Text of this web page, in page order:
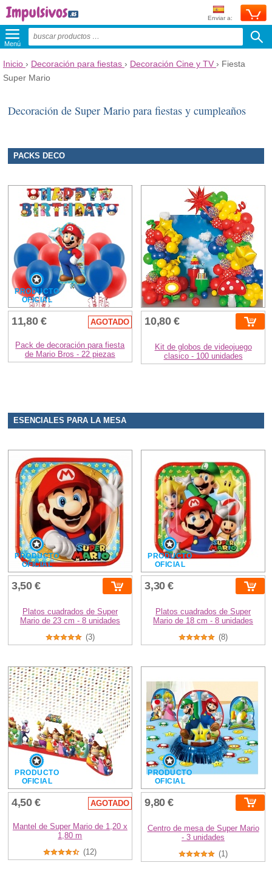
Enviar a:
Menú
Inicio › Decoración para fiestas › Decoración Cine y TV › Fiesta
Super Mario
Decoración de Super Mario para fiestas y cumpleaños
PACKS DECO
PRODUCTO
OFICIAL
11,80 € AGOTADO
Pack de decoración para fiesta
de Mario Bros - 22 piezas
10,80 €
Kit de globos de videojuego
clasico - 100 unidades
ESENCIALES PARA LA MESA
PRODUCTO
OFICIAL
3,50 €
Platos cuadrados de Super
Mario de 23 cm - 8 unidades
(3)
PRODUCTO
OFICIAL
3,30 €
Platos cuadrados de Super
Mario de 18 cm - 8 unidades
(8)
PRODUCTO
OFICIAL
4,50 € AGOTADO
Mantel de Super Mario de 1,20 x
1,80 m
(12)
PRODUCTO
OFICIAL
9,80 €
Centro de mesa de Super Mario
- 3 unidades
(1)